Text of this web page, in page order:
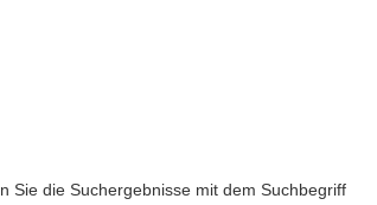
Sie die Suchergebnisse mit dem Suchbegriff